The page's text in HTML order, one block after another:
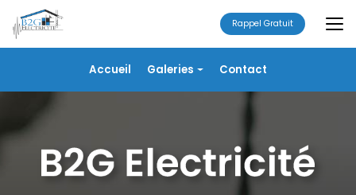
au
contenu
principal
Accueil Galeries
Chauffage/VMC
Contact
Rappel Gratuit